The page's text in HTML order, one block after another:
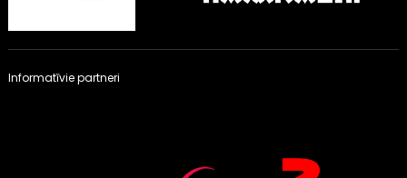
Informatīvie partneri